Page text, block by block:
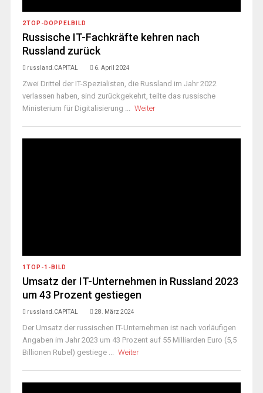
2TOP-DOPPELBILD
Russische IT-Fachkräfte kehren nach
Russland zurück
russland.CAPITAL 6. April 2024
Zwei Drittel der IT-Spezialisten, die Russland im Jahr 2022
verlassen haben, sind zurückgekehrt, teilte das russische
Ministerium für Digitalisierung ... Weiter
1TOP-1-BILD
Umsatz der IT-Unternehmen in Russland 2023
um 43 Prozent gestiegen
russland.CAPITAL 28. März 2024
Der Umsatz der russischen IT-Unternehmen ist nach vorläufigen
Angaben im Jahr 2023 um 43 Prozent auf 55 Milliarden Euro (5,5
Billionen Rubel) gestiege ... Weiter